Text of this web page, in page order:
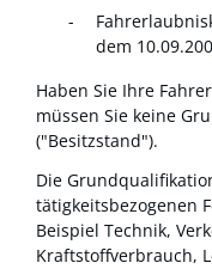
dem
Haben Sie Ihre
müssen Sie keine
("Besitzstand").
Die
tätigkeitsbezogenen
Beispiel Technik,
Kraftstoffverbrauch,